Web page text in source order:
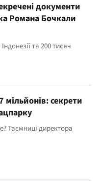
документи
Романа Бочкали
та 200 тисяч
мільйонів: секрети
Таємниці директора